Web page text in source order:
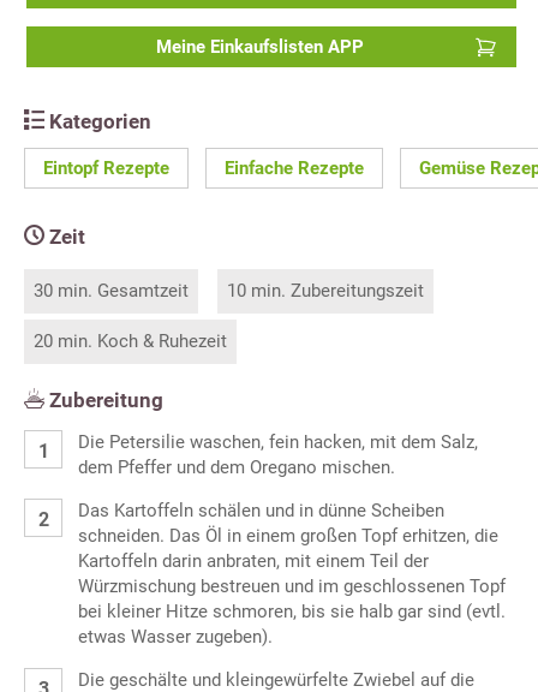
Meine Einkaufslisten APP
Kategorien
Eintopf Rezepte Einfache Rezepte Gemüse
Zeit
30 min. Gesamtzeit 10 min. Zubereitungszeit
20 min. Koch & Ruhezeit
Zubereitung
Die Petersilie waschen, fein hacken, mit dem Salz,
dem Pfeffer und dem Oregano mischen.
Das Kartoffeln schälen und in dünne Scheiben
schneiden. Das Öl in einem großen Topf erhitzen, die
Kartoffeln darin anbraten, mit einem Teil der
Würzmischung bestreuen und im geschlossenen Topf
bei kleiner Hitze schmoren, bis sie halb gar sind (evtl.
etwas Wasser zugeben).
Die geschälte und kleingewürfelte Zwiebel auf die